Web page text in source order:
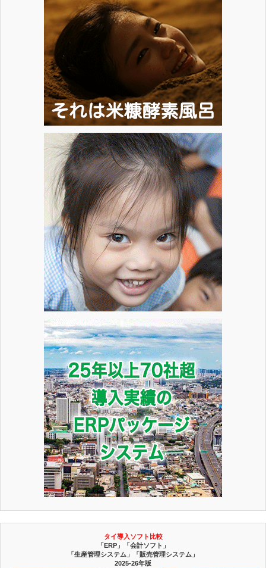
タイ導入ソフト比較
「ERP」「会計ソフト」
「生産管理システム」「販売管理システム」
2025-26年版